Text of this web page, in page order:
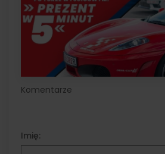
Komentarze
Imię: